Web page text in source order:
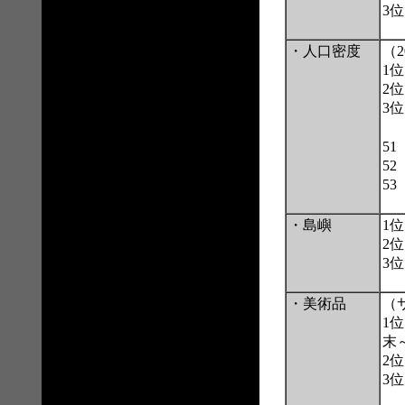
3
・人口密度
1
2
3
51
52
53
・島嶼
1
2
3
・美術品
1
末
2
3